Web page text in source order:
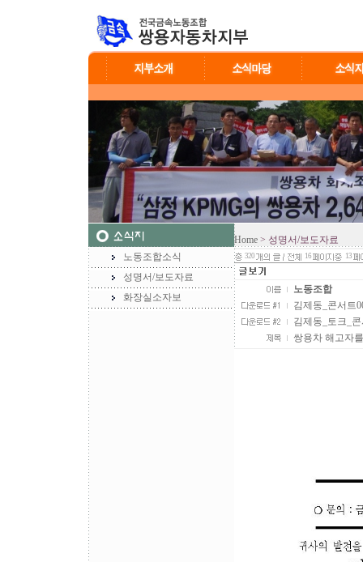
노동조합소식
성명서/보도자료
화장실소자보
Home > 성명서/보도자료
320 16 13
노동조합
김제동_콘서트
김제동_토크_
쌍용차 해고자